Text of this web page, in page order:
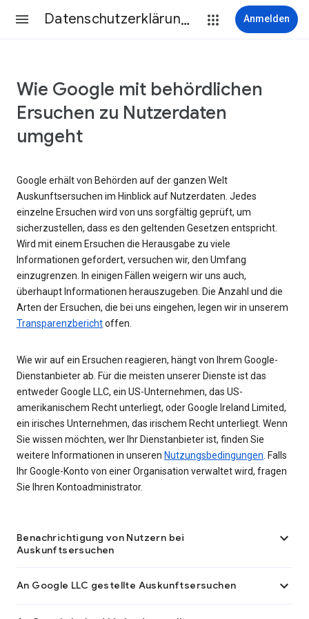
Datenschutzerklärung & Nutzungsbedingungen Anmelden
Wie Google mit behördlichen
Ersuchen zu Nutzerdaten
umgeht
Google erhält von Behörden auf der ganzen Welt
Auskunftsersuchen im Hinblick auf Nutzerdaten. Jedes
einzelne Ersuchen wird von uns sorgfältig geprüft, um
sicherzustellen, dass es den geltenden Gesetzen entspricht.
Wird mit einem Ersuchen die Herausgabe zu viele
Informationen gefordert, versuchen wir, den Umfang
einzugrenzen. In einigen Fällen weigern wir uns auch,
überhaupt Informationen herauszugeben. Die Anzahl und die
Arten der Ersuchen, die bei uns eingehen, legen wir in unserem
Transparenzberichtoffen.
Wie wir auf ein Ersuchen reagieren, hängt von Ihrem Google-
Dienstanbieter ab. Für die meisten unserer Dienste ist das
entweder Google LLC, ein US-Unternehmen, das US-
amerikanischem Recht unterliegt, oder Google Ireland Limited,
ein irisches Unternehmen, das irischem Recht unterliegt. Wenn
Sie wissen möchten, wer Ihr Dienstanbieter ist, finden Sie
weitere Informationen in unseren Nutzungsbedingungen . Falls
Ihr Google-Konto von einer Organisation verwaltet wird, fragen
Sie Ihren Kontoadministrator.
Benachrichtigung von Nutzern bei
Auskunftsersuchen

An Google LLC gestellte Auskunftsersuchen 